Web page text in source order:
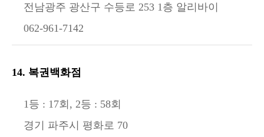
전남광주 광산구 수등로 253 1층 알리바이
062-961-7142
14. 복권백화점
1등 : 17회, 2등 : 58회
경기 파주시 평화로 70